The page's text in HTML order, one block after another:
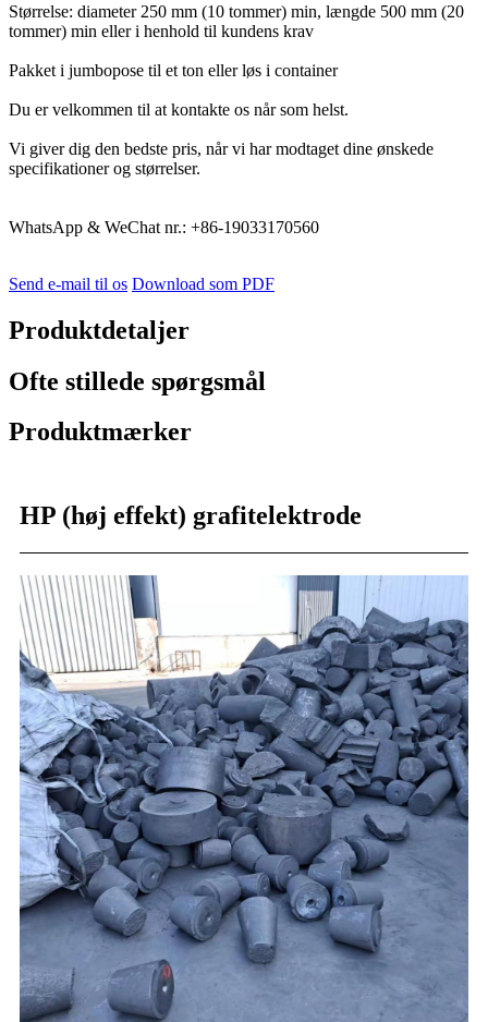
Størrelse: diameter 250 mm (10 tommer) min, længde 500 mm (20
tommer) min eller i henhold til kundens krav
Pakket i jumbopose til et ton eller løs i container
Du er velkommen til at kontakte os når som helst.
Vi giver dig den bedste pris, når vi har modtaget dine ønskede
specifikationer og størrelser.
WhatsApp & WeChat nr.: +86-19033170560
Send e-mail til os Download som PDF
Produktdetaljer
Ofte stillede spørgsmål
Produktmærker
HP (høj effekt) grafitelektrode